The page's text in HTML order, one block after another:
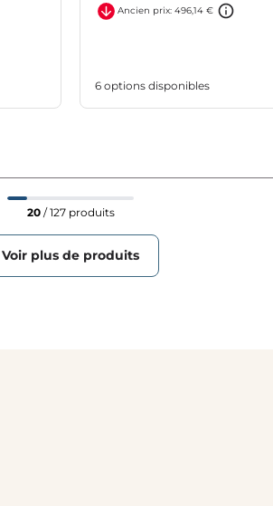
Ancien prix: 496,14 €
6 options disponibles
20/ 127 produits
Voir plus de produits